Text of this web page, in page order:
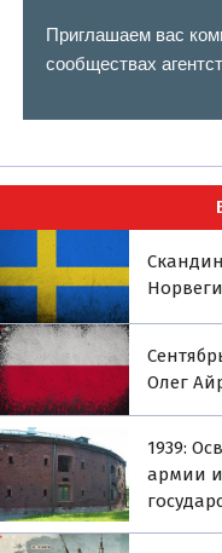
Приглашаем вас
сообществах
Олег
1939:
армии